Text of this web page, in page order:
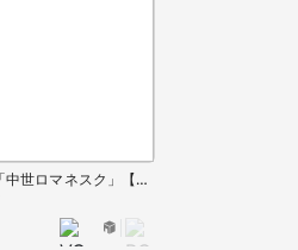
サンプルブースS「中世ロマネスク」【夏キャス2022】